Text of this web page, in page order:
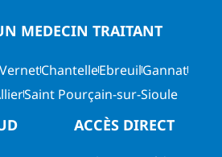
MEDECIN TRAITANT
ChantelleEbreuilGannat
Saint Pourçain-sur-Sioule
ACCÈS DIRECT